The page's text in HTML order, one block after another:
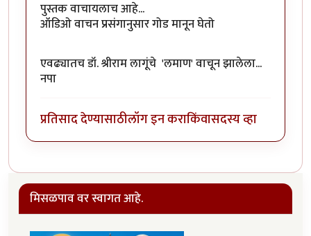
पुस्तक वाचायलाच आहे...
ऑडिओ वाचन प्रसंगानुसार गोड मानून घेतो
एवढ्यातच डॉ. श्रीराम लागूंचे 'लमाण' वाचून झालेला...
नपा
प्रतिसाद देण्यासाठीलॉग इन कराकिंवासदस्य व्हा
मिसळपाव वर स्वागत आहे.